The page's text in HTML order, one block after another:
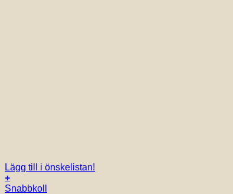
Lägg till i önskelistan!
+
Snabbkoll